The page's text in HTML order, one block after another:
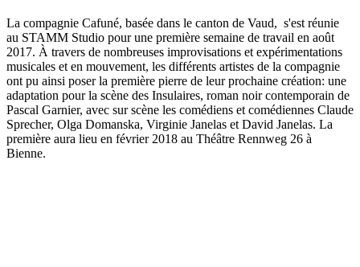
La compagnie Cafuné, basée dans le canton de Vaud, s'est réunie
au STAMM Studio pour une première semaine de travail en août
2017. À travers de nombreuses improvisations et expérimentations
musicales et en mouvement, les différents artistes de la compagnie
ont pu ainsi poser la première pierre de leur prochaine création: une
adaptation pour la scène des Insulaires, roman noir contemporain de
Pascal Garnier, avec sur scène les comédiens et comédiennes Claude
Sprecher, Olga Domanska, Virginie Janelas et David Janelas. La
première aura lieu en février 2018 au Théâtre Rennweg 26 à
Bienne.